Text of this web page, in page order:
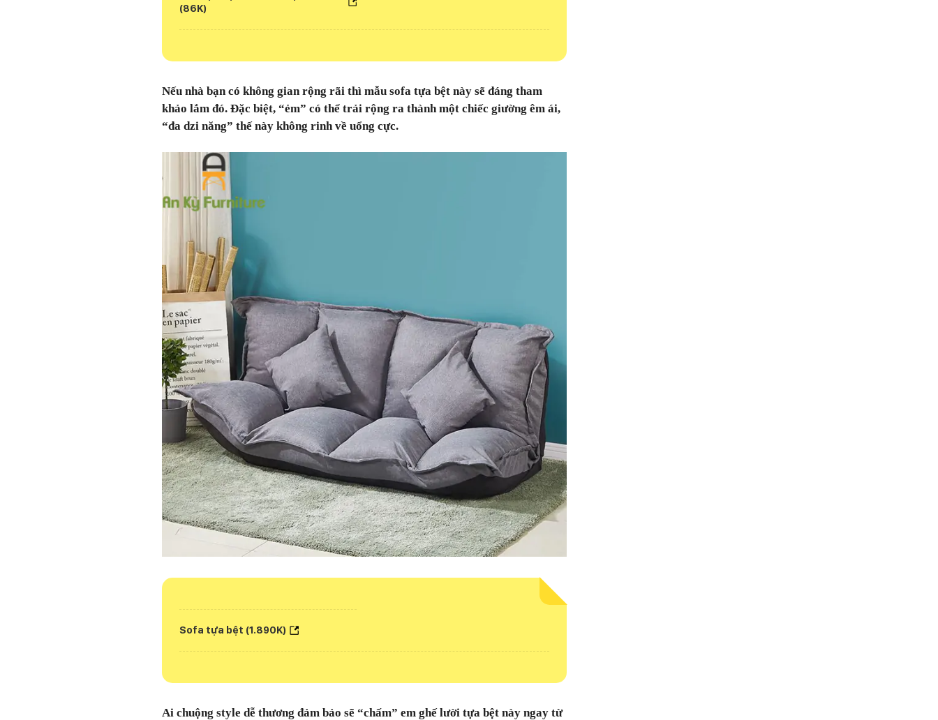
(86K)
Nếu nhà bạn có không gian rộng rãi thì mẫu sofa tựa bệt này sẽ đáng tham
khảo lắm đó. Đặc biệt, “ẻm” có thể trải rộng ra thành một chiếc giường êm ái,
“đa dzi năng” thế này không rinh về uổng cực.
Sofa tựa bệt (1.890K)
Ai chuộng style dễ thương đảm bảo sẽ “chấm” em ghế lười tựa bệt này ngay từ